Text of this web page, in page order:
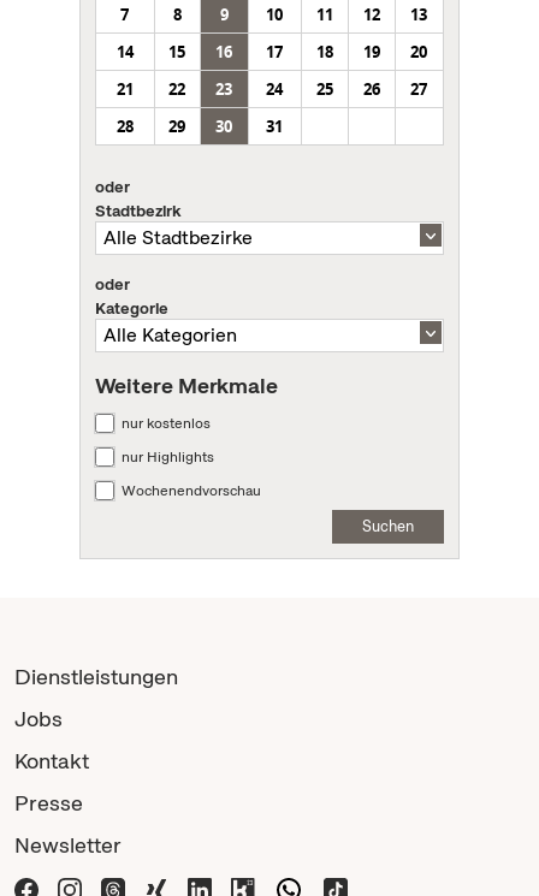
7
8 9 10 11 12
13
14
15 16 17 18 19
20
21
22 23 24 25 26
27
28
29 30 31
oder
Stadtbezirk
oder
Kategorie
Weitere Merkmale
nur kostenlos
nur Highlights
Wochenendvorschau
Suchen
Dienstleistungen
Jobs
Kontakt
Presse
Newsletter